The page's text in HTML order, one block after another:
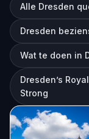
Alle Dresden
Dresden
Wat te doen in
Dresden’s
Strong